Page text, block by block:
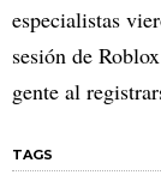
especialistas
sesión de
gente al
TAGS